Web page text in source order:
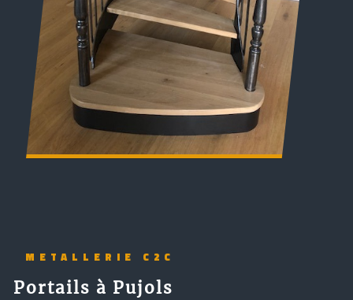
METALLERIE C2C
portails à Pujols